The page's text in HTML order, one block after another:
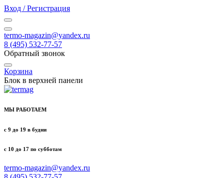
Вход / Регистрация
termo-magazin@yandex.ru
8 (495) 532-77-57
Обратный звонок
Корзина
Блок в верхней панели
МЫ РАБОТАЕМ
с 9 до 19 в будни
с 10 до 17 по субботам
termo-magazin@yandex.ru